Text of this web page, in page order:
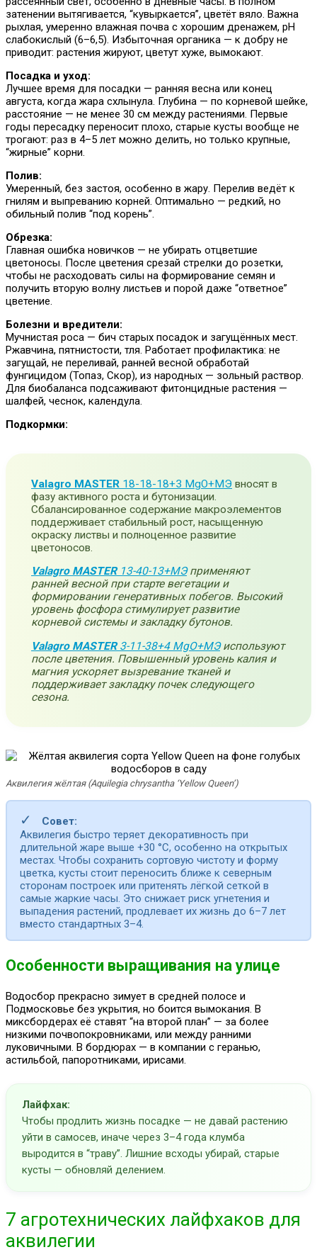
затенении вытягивается, “кувыркается”, цветёт вяло. Важна
рыхлая, умеренно влажная почва с хорошим дренажем, pH
слабокислый (6–6,5). Избыточная органика — к добру не
приводит: растения жируют, цветут хуже, вымокают.
Посадка и уход:
Лучшее время для посадки — ранняя весна или конец
августа, когда жара схлынула. Глубина — по корневой шейке,
расстояние — не менее 30 см между растениями. Первые
годы пересадку переносит плохо, старые кусты вообще не
трогают: раз в 4–5 лет можно делить, но только крупные,
“жирные” корни.
Полив:
Умеренный, без застоя, особенно в жару. Перелив ведёт к
гнилям и выпреванию корней. Оптимально — редкий, но
обильный полив “под корень”.
Обрезка:
Главная ошибка новичков — не убирать отцветшие
цветоносы. После цветения срезай стрелки до розетки,
чтобы не расходовать силы на формирование семян и
получить вторую волну листьев и порой даже “ответное”
цветение.
Болезни и вредители:
Мучнистая роса — бич старых посадок и загущённых мест.
Ржавчина, пятнистости, тля. Работает профилактика: не
загущай, не переливай, ранней весной обработай
фунгицидом (Топаз, Скор), из народных — зольный раствор.
Для биобаланса подсаживают фитонцидные растения —
шалфей, чеснок, календула.
Подкормки:
Valagro MASTER 18-18-18+3 MgO+МЭ вносят в
фазу активного роста и бутонизации.
Сбалансированное содержание макроэлементов
поддерживает стабильный рост, насыщенную
окраску листвы и полноценное развитие
цветоносов.
Valagro MASTER13-40-13+МЭприменяют
ранней весной при старте вегетации и
формировании генеративных побегов. Высокий
уровень фосфора стимулирует развитие
корневой системы и закладку бутонов.
Valagro MASTER3-11-38+4 MgO+МЭиспользуют
после цветения. Повышенный уровень калия и
магния ускоряет вызревание тканей и
поддерживает закладку почек следующего
сезона.
Аквилегия жёлтая (Aquilegia chrysantha ‘Yellow Queen’)
✓
Совет:
Аквилегия быстро теряет декоративность при
длительной жаре выше +30 °C, особенно на открытых
местах. Чтобы сохранить сортовую чистоту и форму
цветка, кусты стоит переносить ближе к северным
сторонам построек или притенять лёгкой сеткой в
самые жаркие часы. Это снижает риск угнетения и
выпадения растений, продлевает их жизнь до 6–7 лет
вместо стандартных 3–4.
Особенности выращивания на улице
Водосбор прекрасно зимует в средней полосе и
Подмосковье без укрытия, но боится вымокания. В
миксбордерах её ставят “на второй план” — за более
низкими почвопокровниками, или между ранними
луковичными. В бордюрах — в компании с геранью,
астильбой, папоротниками, ирисами.
Лайфхак:
Чтобы продлить жизнь посадке — не давай растению
уйти в самосев, иначе через 3–4 года клумба
выродится в “траву”. Лишние всходы убирай, старые
кусты — обновляй делением.
7 агротехнических лайфхаков для
аквилегии